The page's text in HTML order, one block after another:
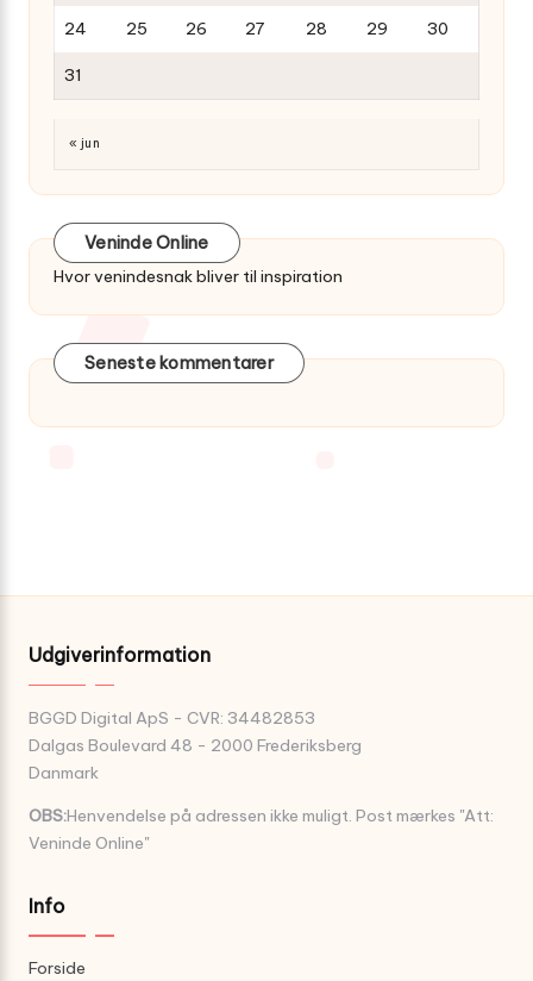
24 25 26 27 28 29 30
31
« jun
Veninde Online
Hvor venindesnak bliver til inspiration
Seneste kommentarer
Udgiverinformation
BGGD Digital ApS - CVR: 34482853
Dalgas Boulevard 48 - 2000 Frederiksberg
Danmark
OBS:Henvendelse på adressen ikke muligt. Post mærkes "Att:
Veninde Online"
Info
Forside